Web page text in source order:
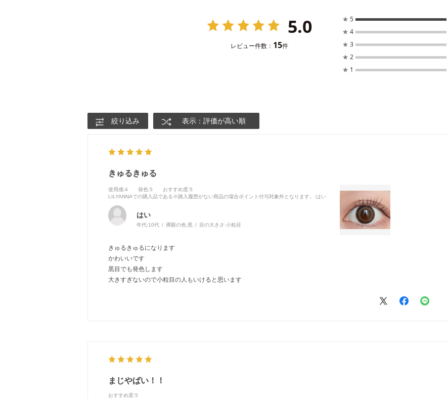
5.0
レビュー件数： 15件
★ 5
★ 4
★ 3
★ 2
★ 1
絞り込み 表示：評価が高い順
きゅるきゅる
使用感:4 発色:5 おすすめ度:5
LILYANNAでの購入品である※購入履歴がない商品の場合ポイント付与対象外となります。 :はい
はい
年代:10代 裸眼の色:黒 目の大きさ:小粒目
きゅるきゅるになります
かわいいです
黒目でも発色します
大きすぎないので小粒目の人もいけると思います
まじやばい！！
おすすめ度:5